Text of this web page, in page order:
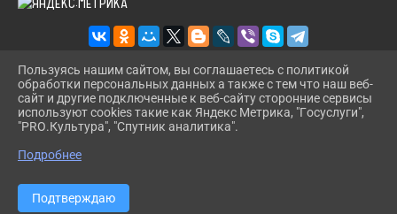
2026 Г. SHENBIBL.RU
ВХОД
КАРТА САЙТА
СДЕЛАНО НА KUBCMS
РАЗРАБОТКА И ПОДДЕРЖКА
Пользуясь нашим сайтом, вы соглашаетесь с политикой
обработки персональных данных а также с тем что наш веб-
сайт и другие подключенные к веб-сайту сторонние сервисы
используют cookies такие как Яндекс Метрика, "Госуслуги",
"PRO.Культура", "Спутник аналитика".
Подробнее
Подтверждаю